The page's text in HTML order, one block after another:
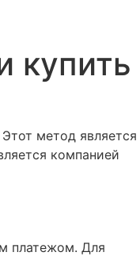
купить
метод является
компанией
платежом. Для